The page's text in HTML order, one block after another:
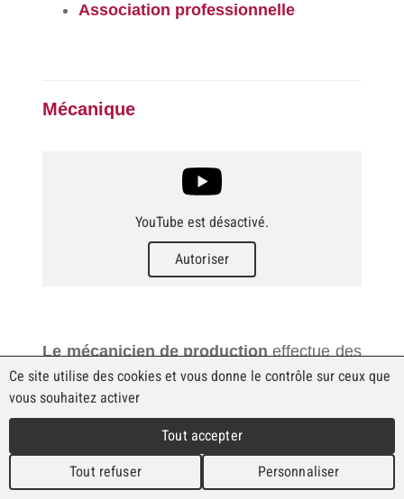
Association professionnelle
Mécanique
YouTube est désactivé.
Autoriser
Le mécanicien de productioneffectue des
travaux de construction métallique et de
tôlerie, usine des pièces de haute précision,
uniques ou en grandes séries (vis, écrous,
axes, tiges, etc.), assemble toutes sortes
d'éléments et d'appareils mécaniques et
assure la maintenance des installations de
Ce site utilise des cookies et vous donne le contrôle sur ceux que
vous souhaitez activer
Tout accepter
Tout refuser Personnaliser